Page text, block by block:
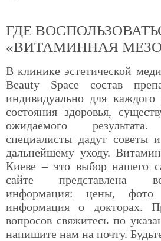
ГДЕ
«ВИТАМИННАЯ
В клинике эстетической
Beauty Space состав
индивидуально для
состояния здоровья,
ожидаемого
специалисты дадут советы
дальнейшему уходу.
Киеве – это выбор нашего
сайте представлена
информация: цены,
информация о докторах.
вопросов свяжитесь по
напишите нам на почту.